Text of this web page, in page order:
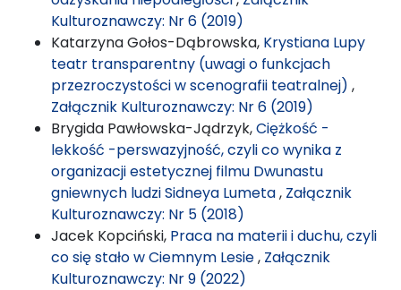
Kulturoznawczy: Nr 6 (2019)
Katarzyna Gołos-Dąbrowska, Krystiana Lupy
teatr transparentny (uwagi o funkcjach
przezroczystości w scenografii teatralnej) ,
Załącznik Kulturoznawczy: Nr 6 (2019)
Brygida Pawłowska-Jądrzyk,Ciężkość -
lekkość -perswazyjność, czyli co wynika z
organizacji estetycznej filmu Dwunastu
gniewnych ludzi Sidneya Lumeta, Załącznik
Kulturoznawczy: Nr 5 (2018)
Jacek Kopciński, Praca na materii i duchu, czyli
co się stało w Ciemnym Lesie, Załącznik
Kulturoznawczy: Nr 9 (2022)